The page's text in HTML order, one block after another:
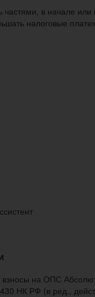
в начале
налоговые
на ОПС
НК РФ (в ред.,